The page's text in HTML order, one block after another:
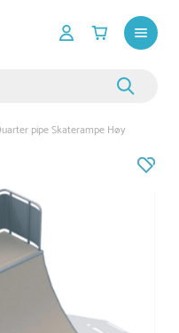
pipe Skaterampe Høy